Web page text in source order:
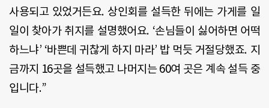
사용되고 있었거든요. 상인회를 설득한 뒤에는 가게를 일
일이 찾아가 취지를 설명했어요. ‘손님들이 싫어하면 어떡
하느냐’ ‘바쁜데 귀찮게 하지 마라’ 밥 먹듯 거절당했죠. 지
금까지 16곳을 설득했고 나머지는60여 곳은 계속 설득 중
입니다.”